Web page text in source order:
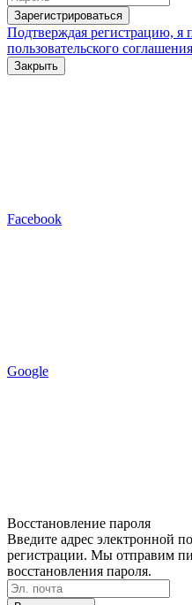
Зарегистрироваться
Подтверждая регистрацию, я
пользовательского соглашения
Закрыть
Facebook
Google
Восстановление пароля
Введите адрес электронной
регистрации. Мы отправим
восстановления пароля.